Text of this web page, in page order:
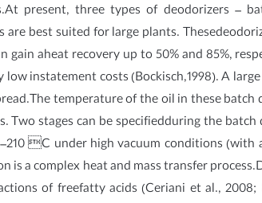
present, three types of deodorizers –
are best suited for large plants.
gain aheat recovery up to 50% and 85%,
instatement costs (Bockisch,1998). A
temperature of the oil in these
Two stages can be specifiedduring the
C under high vacuum conditions (with
is a complex heat and mass transfer
of freefatty acids (Ceriani et al.,